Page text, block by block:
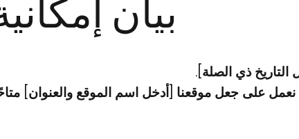
بيان
ذي الصلة].
على جعل موقعنا [أدخل اسم الموقع والعنوان]